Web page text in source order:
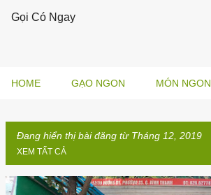
Gọi Có Ngay
HOME GẠO NGON MÓN NGON
Đang hiển thị bài đăng từ Tháng 12, 2019
XEM TẤT CẢ